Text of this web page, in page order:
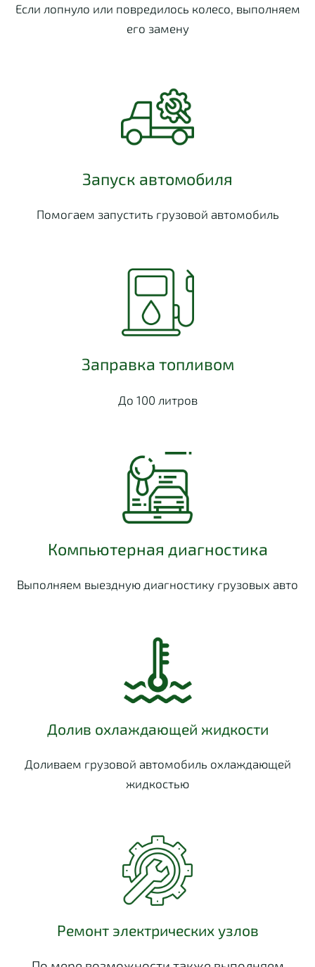
Если лопнуло или повредилось колесо, выполняем
его замену
Запуск автомобиля
Помогаем запустить грузовой автомобиль
Заправка топливом
До 100 литров
Компьютерная диагностика
Выполняем выездную диагностику грузовых авто
Долив охлаждающей жидкости
Доливаем грузовой автомобиль охлаждающей
жидкостью
Ремонт электрических узлов